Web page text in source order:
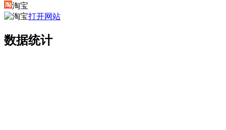
淘宝
打开网站
数据统计